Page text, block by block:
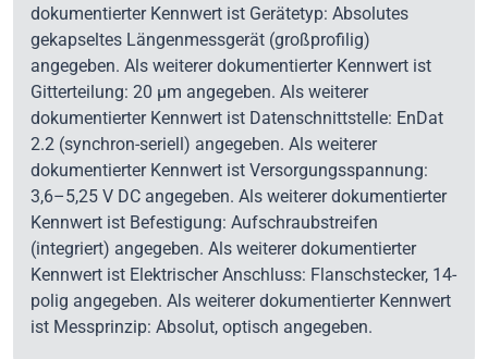
dokumentierter Kennwert ist Gerätetyp: Absolutes
gekapseltes Längenmessgerät (großprofilig)
angegeben. Als weiterer dokumentierter Kennwert ist
Gitterteilung: 20 µm angegeben. Als weiterer
dokumentierter Kennwert ist Datenschnittstelle: EnDat
2.2 (synchron-seriell) angegeben. Als weiterer
dokumentierter Kennwert ist Versorgungsspannung:
3,6–5,25 V DC angegeben. Als weiterer dokumentierter
Kennwert ist Befestigung: Aufschraubstreifen
(integriert) angegeben. Als weiterer dokumentierter
Kennwert ist Elektrischer Anschluss: Flanschstecker, 14-
polig angegeben. Als weiterer dokumentierter Kennwert
ist Messprinzip: Absolut, optisch angegeben.